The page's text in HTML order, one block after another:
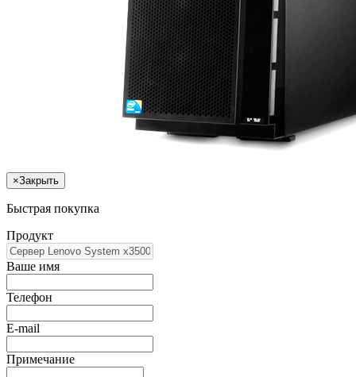
×Закрыть
Быстрая покупка
Продукт
Ваше имя
Телефон
E-mail
Примечание